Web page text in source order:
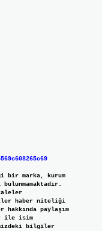
bir marka, kurum
haber niteliği
paylaşım
ile isim
bilgiler